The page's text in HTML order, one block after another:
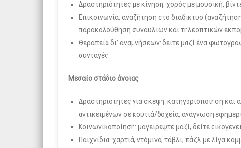
Δραστηριότητες με κίνηση: χορός με μουσική,
Επικοινωνία: αναζήτηση στο διαδίκτυο
παρακολούθηση συναυλιών και τηλεοπτικών
Θεραπεία δι’ αναμνήσεων: δείτε μαζί ένα
συνταγές
Μεσαίο στάδιο άνοιας
Δραστηριότητες για σκέψη: κατηγοριοποίηση
αντικειμένων σε κουτιά/δοχεία, ανάγνωση
Κοινωνικοποίηση: μαγειρέψτε μαζί, δείτε
Παιχνίδια: χαρτιά, ντόμινο, τάβλι, πάζλ με λίγα